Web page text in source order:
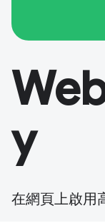
y
在網頁上啟用